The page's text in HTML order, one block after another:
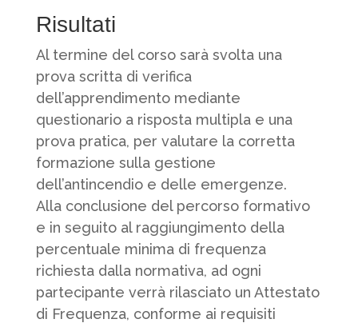
Risultati
Al termine del corso sarà svolta una
prova scritta di verifica
dell’apprendimento mediante
questionario a risposta multipla e una
prova pratica, per valutare la corretta
formazione sulla gestione
dell’antincendio e delle emergenze.
Alla conclusione del percorso formativo
e in seguito al raggiungimento della
percentuale minima di frequenza
richiesta dalla normativa, ad ogni
partecipante verrà rilasciato un Attestato
di Frequenza, conforme ai requisiti